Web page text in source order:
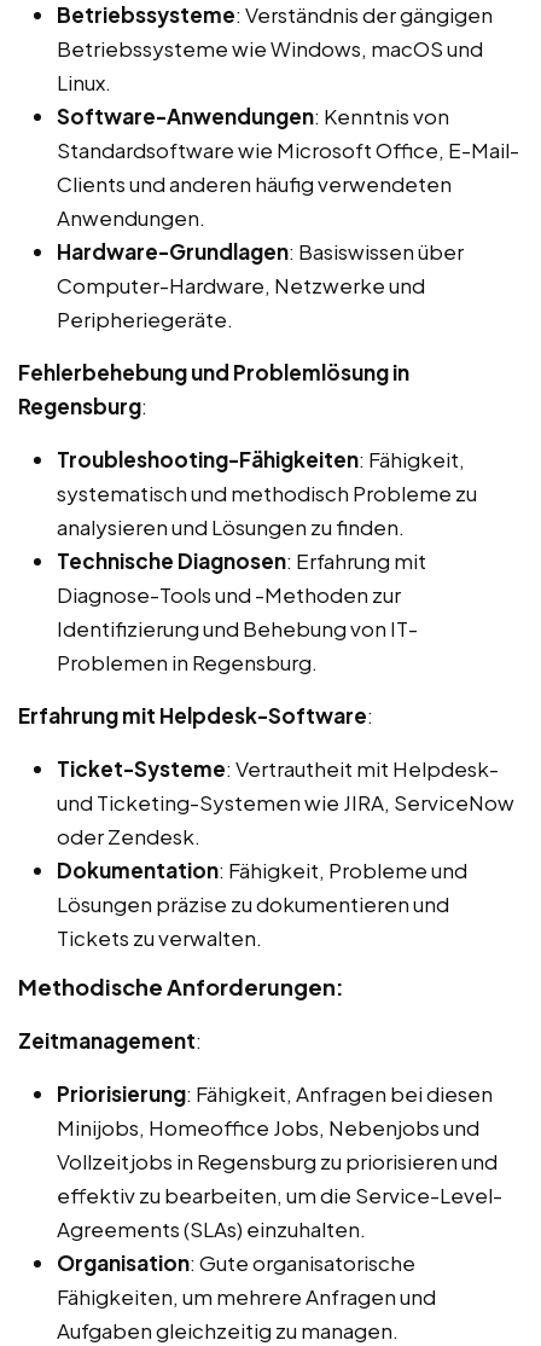
Betriebssysteme: Verständnis der gängigen
Betriebssysteme wie Windows, macOS und
Linux.
Software-Anwendungen: Kenntnis von
Standardsoftware wie Microsoft Office, E-Mail-
Clients und anderen häufig verwendeten
Anwendungen.
Hardware-Grundlagen: Basiswissen über
Computer-Hardware, Netzwerke und
Peripheriegeräte.
Fehlerbehebung und Problemlösung in
Regensburg:
Troubleshooting-Fähigkeiten: Fähigkeit,
systematisch und methodisch Probleme zu
analysieren und Lösungen zu finden.
Technische Diagnosen: Erfahrung mit
Diagnose-Tools und -Methoden zur
Identifizierung und Behebung von IT-
Problemen in Regensburg.
Erfahrung mit Helpdesk-Software:
Ticket-Systeme: Vertrautheit mit Helpdesk-
und Ticketing-Systemen wie JIRA, ServiceNow
oder Zendesk.
Dokumentation: Fähigkeit, Probleme und
Lösungen präzise zu dokumentieren und
Tickets zu verwalten.
Methodische Anforderungen:
Zeitmanagement:
Priorisierung: Fähigkeit, Anfragen bei diesen
Minijobs, Homeoffice Jobs, Nebenjobs und
Vollzeitjobs in Regensburg zu priorisieren und
effektiv zu bearbeiten, um die Service-Level-
Agreements (SLAs) einzuhalten.
Organisation: Gute organisatorische
Fähigkeiten, um mehrere Anfragen und
Aufgaben gleichzeitig zu managen.